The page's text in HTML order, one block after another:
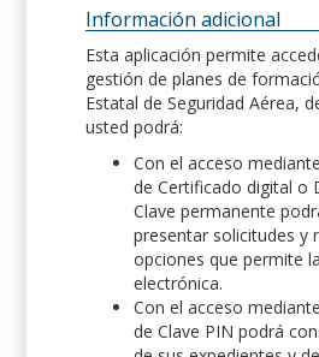
Información adicional
Esta aplicación permite
gestión de planes de
Estatal de Seguridad Aérea,
usted podrá:
Con el acceso
de Certificado digital o
Clave permanente
presentar solicitudes y
opciones que permite
electrónica.
Con el acceso
de Clave PIN podrá